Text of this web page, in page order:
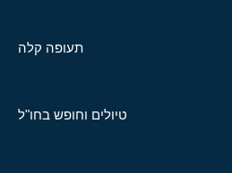
תעופה קלה
טיולים וחופש בחו"ל